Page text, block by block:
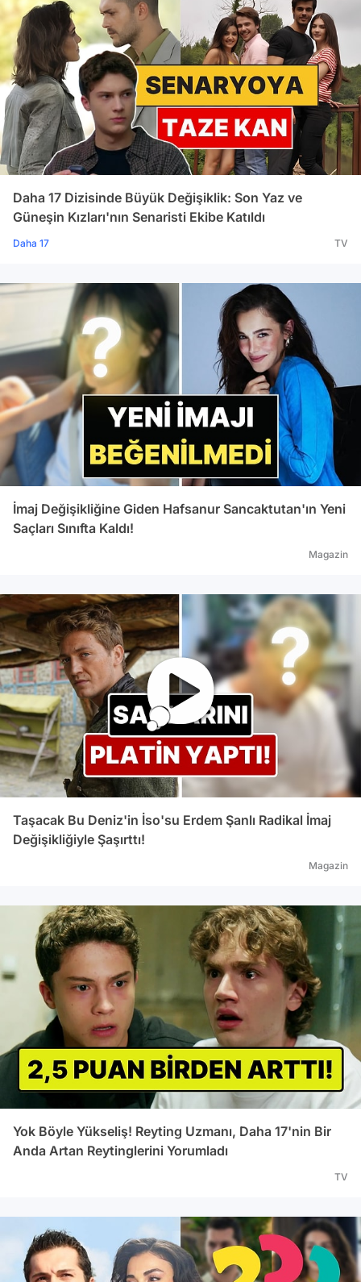
Daha 17 Dizisinde Büyük Değişiklik: Son Yaz ve
Güneşin Kızları'nın Senaristi Ekibe Katıldı
Daha 17 TV
İmaj Değişikliğine Giden Hafsanur Sancaktutan'ın Yeni
Saçları Sınıfta Kaldı!
Magazin
Taşacak Bu Deniz'in İso'su Erdem Şanlı Radikal İmaj
Değişikliğiyle Şaşırttı!
Magazin
Yok Böyle Yükseliş! Reyting Uzmanı, Daha 17'nin Bir
Anda Artan Reytinglerini Yorumladı
TV